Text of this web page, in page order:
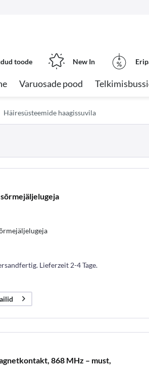
toode New In
Varuosade pood
Häiresüsteemide haagissuvila
Lieferzeit 2-4 Tage.
868 MHz – must,